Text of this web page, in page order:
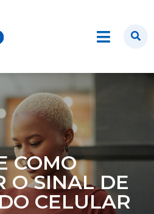
COMO
O SINAL DE
CELULAR